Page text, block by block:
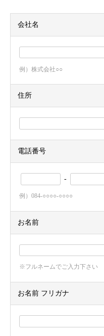
会社名
例）株式会社○○
住所
電話番号
-
例）084-○○○○-○○○○
お名前
※フルネームでご入力下さい
お名前 フリガナ